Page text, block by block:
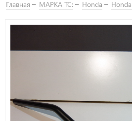
Главная МАРКА ТС: Honda